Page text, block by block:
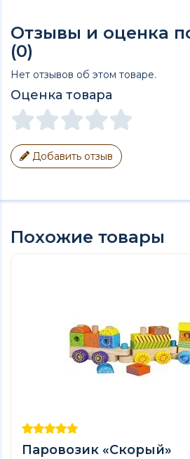
Отзывы и оценка
(0)
Нет отзывов об этом товаре.
Оценка товара
Добавить отзыв
Похожие товары
Паровозик «Скорый»